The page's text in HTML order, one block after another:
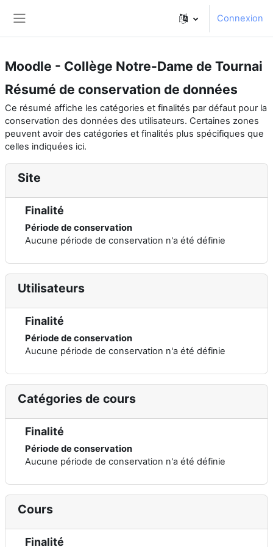
Connexion
Moodle - Collège Notre-Dame de Tournai
Résumé de conservation de données
Ce résumé affiche les catégories et finalités par défaut pour la
conservation des données des utilisateurs. Certaines zones
peuvent avoir des catégories et finalités plus spécifiques que
celles indiquées ici.
Site
Finalité
Période de conservation
Aucune période de conservation n'a été définie
Utilisateurs
Finalité
Période de conservation
Aucune période de conservation n'a été définie
Catégories de cours
Finalité
Période de conservation
Aucune période de conservation n'a été définie
Cours
Finalité